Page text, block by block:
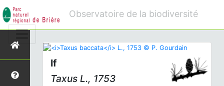
Observatoire de la biodiversité
If
Taxus L., 1753